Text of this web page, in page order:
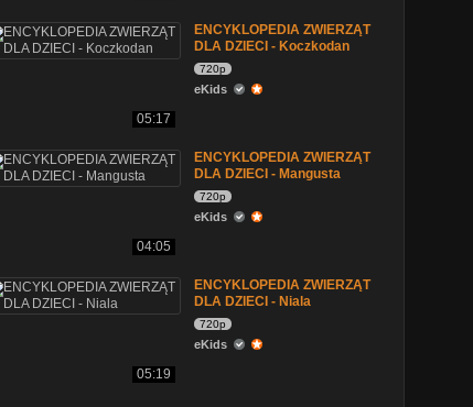
05:17
ENCYKLOPEDIA ZWIERZĄT
DLA DZIECI - Koczkodan
720p
eKids
04:05
ENCYKLOPEDIA ZWIERZĄT
DLA DZIECI - Mangusta
720p
eKids
05:19
ENCYKLOPEDIA ZWIERZĄT
DLA DZIECI - Niala
720p
eKids